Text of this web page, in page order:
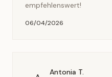
empfehlenswert!
06/04/2026
Antonia T.